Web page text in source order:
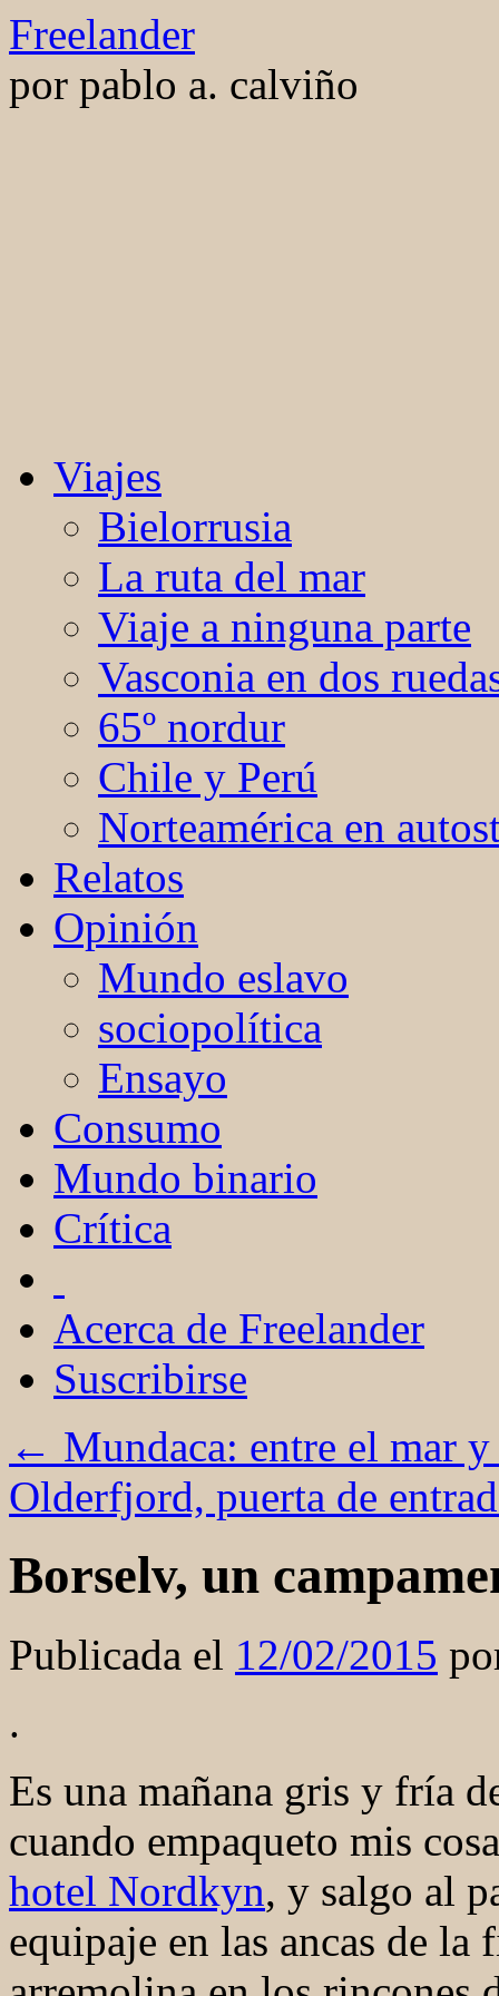
Saltar
al
contenido
Freelander
por pablo a. calviño
Viajes
Bielorrusia
La ruta del mar
Viaje a ninguna parte
Vasconia en dos
65º nordur
Chile y Perú
Norteamérica en
Relatos
Opinión
Mundo eslavo
sociopolítica
Ensayo
Consumo
Mundo binario
Crítica
Acerca de Freelander
Suscribirse
← Mundaca: entre el mar
Olderfjord, puerta de
Borselv, un
Publicada el 12/02/2015
.
Es una mañana gris y fría
cuando empaqueto mis
hotel Nordkyn, y salgo al
equipaje en las ancas de